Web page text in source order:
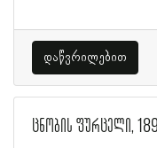
დაწვრილებით
ცნობის ფურცელი,